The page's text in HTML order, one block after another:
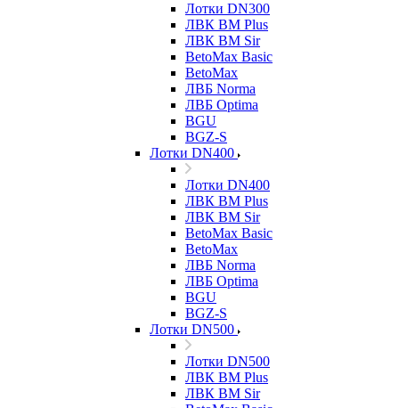
Лотки DN300
ЛВК ВМ Plus
ЛВК ВМ Sir
BetoMax Basic
BetoMax
ЛВБ Norma
ЛВБ Optima
BGU
BGZ-S
Лотки DN400
Лотки DN400
ЛВК ВМ Plus
ЛВК ВМ Sir
BetoMax Basic
BetoMax
ЛВБ Norma
ЛВБ Optima
BGU
BGZ-S
Лотки DN500
Лотки DN500
ЛВК ВМ Plus
ЛВК ВМ Sir